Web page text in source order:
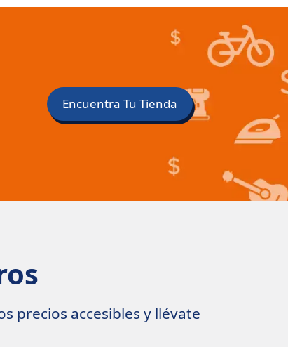
Encuentra Tu Tienda
precios accesibles y llévate